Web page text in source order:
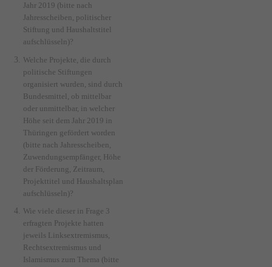
Jahr 2019 (bitte nach
Jahresscheiben, politischer
Stiftung und Haushaltstitel
aufschlüsseln)?
Welche Projekte, die durch
politische Stiftungen
organisiert wurden, sind durch
Bundesmittel, ob mittelbar
oder unmittelbar, in welcher
Höhe seit dem Jahr 2019 in
Thüringen gefördert worden
(bitte nach Jahresscheiben,
Zuwendungsempfänger, Höhe
der Förderung, Zeitraum,
Projekttitel und Haushaltsplan
aufschlüsseln)?
Wie viele dieser in Frage 3
erfragten Projekte hatten
jeweils Linksextremismus,
Rechtsextremismus und
Islamismus zum Thema (bitte